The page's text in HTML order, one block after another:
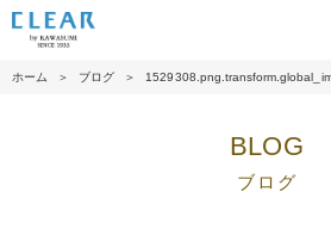
ホーム ＞ ブログ ＞
BLOG
ブログ